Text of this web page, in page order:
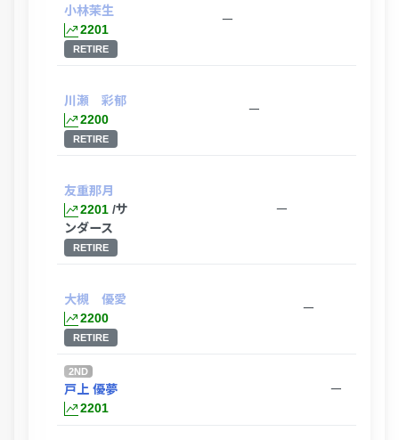
小林茉生
2201
RETIRE
ー
川瀬 彩郁
2200
RETIRE
ー
友重那月
2201 /サ
ンダース
RETIRE
ー
大槻 優愛
2200
RETIRE
ー
2ND
戸上 優夢
2201
ー